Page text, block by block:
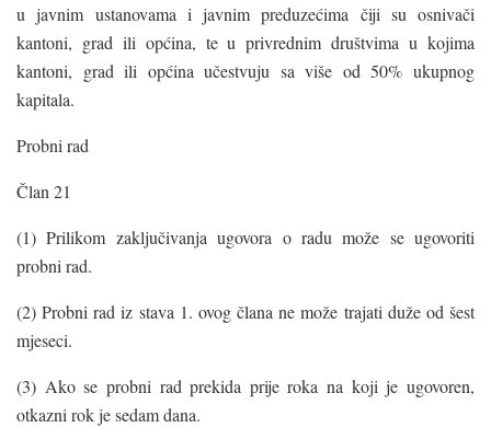
u javnim ustanovama i javnim preduzećima čiji su osnivači
kantoni, grad ili općina, te u privrednim društvima u kojima
kantoni, grad ili općina učestvuju sa više od 50% ukupnog
kapitala.
Probni rad
Član 21
(1) Prilikom zaključivanja ugovora o radu može se ugovoriti
probni rad.
(2) Probni rad iz stava 1. ovog člana ne može trajati duže od šest
mjeseci.
(3) Ako se probni rad prekida prije roka na koji je ugovoren,
otkazni rok je sedam dana.